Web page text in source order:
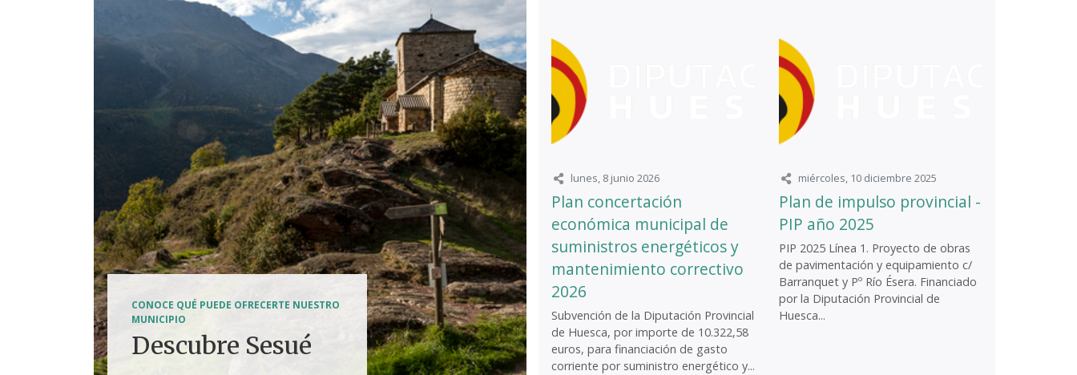
CONOCE QUÉ PUEDE OFRECERTE NUESTRO
MUNICIPIO
Descubre Sesué
Tierra de
aventuras
lunes, 8 junio 2026
Plan concertación
económica municipal de
suministros energéticos y
mantenimiento correctivo
2026
Subvención de la Diputación Provincial
de Huesca, por importe de 10.322,58
euros, para financiación de gasto
corriente por suministro energético y...
miércoles, 10 diciembre 2025
Plan de impulso provincial -
PIP año 2025
PIP 2025 Línea 1. Proyecto de obras
de pavimentación y equipamiento c/
Barranquet y Pº Río Ésera. Financiado
por la Diputación Provincial de
Huesca...